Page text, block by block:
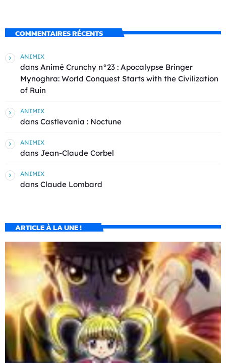
COMMENTAIRES RÉCENTS
ANIMIX
dans Animé Crunchy n°23 : Apocalypse Bringer
Mynoghra: World Conquest Starts with the Civilization
of Ruin
ANIMIX
dans Castlevania : Noctune
ANIMIX
dans Jean-Claude Corbel
ANIMIX
dans Claude Lombard
ARTICLE À LA UNE !